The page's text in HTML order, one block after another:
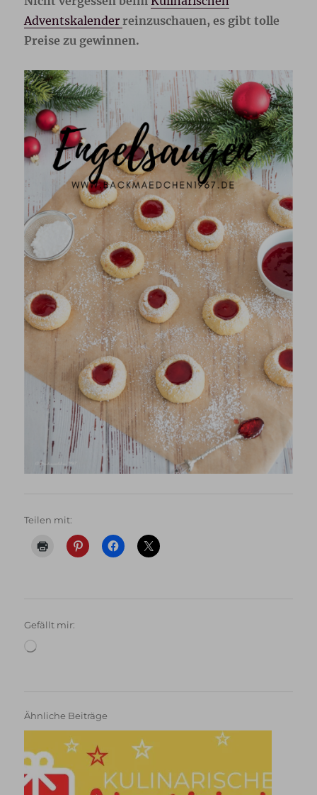
Adventskalenderreinzuschauen, es gibt tolle
Preise zu gewinnen.
Teilen mit:
Gefällt mir:
Ähnliche Beiträge